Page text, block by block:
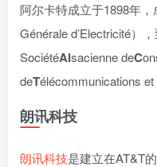
阿尔卡特成立于1898年
Générale d’Electricité）
SociétéAlsacienne deC
deTélécommunications et
朗讯科技
朗讯科技是建立在AT&T的